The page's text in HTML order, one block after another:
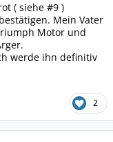
( siehe #9 )
Mein Vater
Motor und
werde ihn definitiv
2